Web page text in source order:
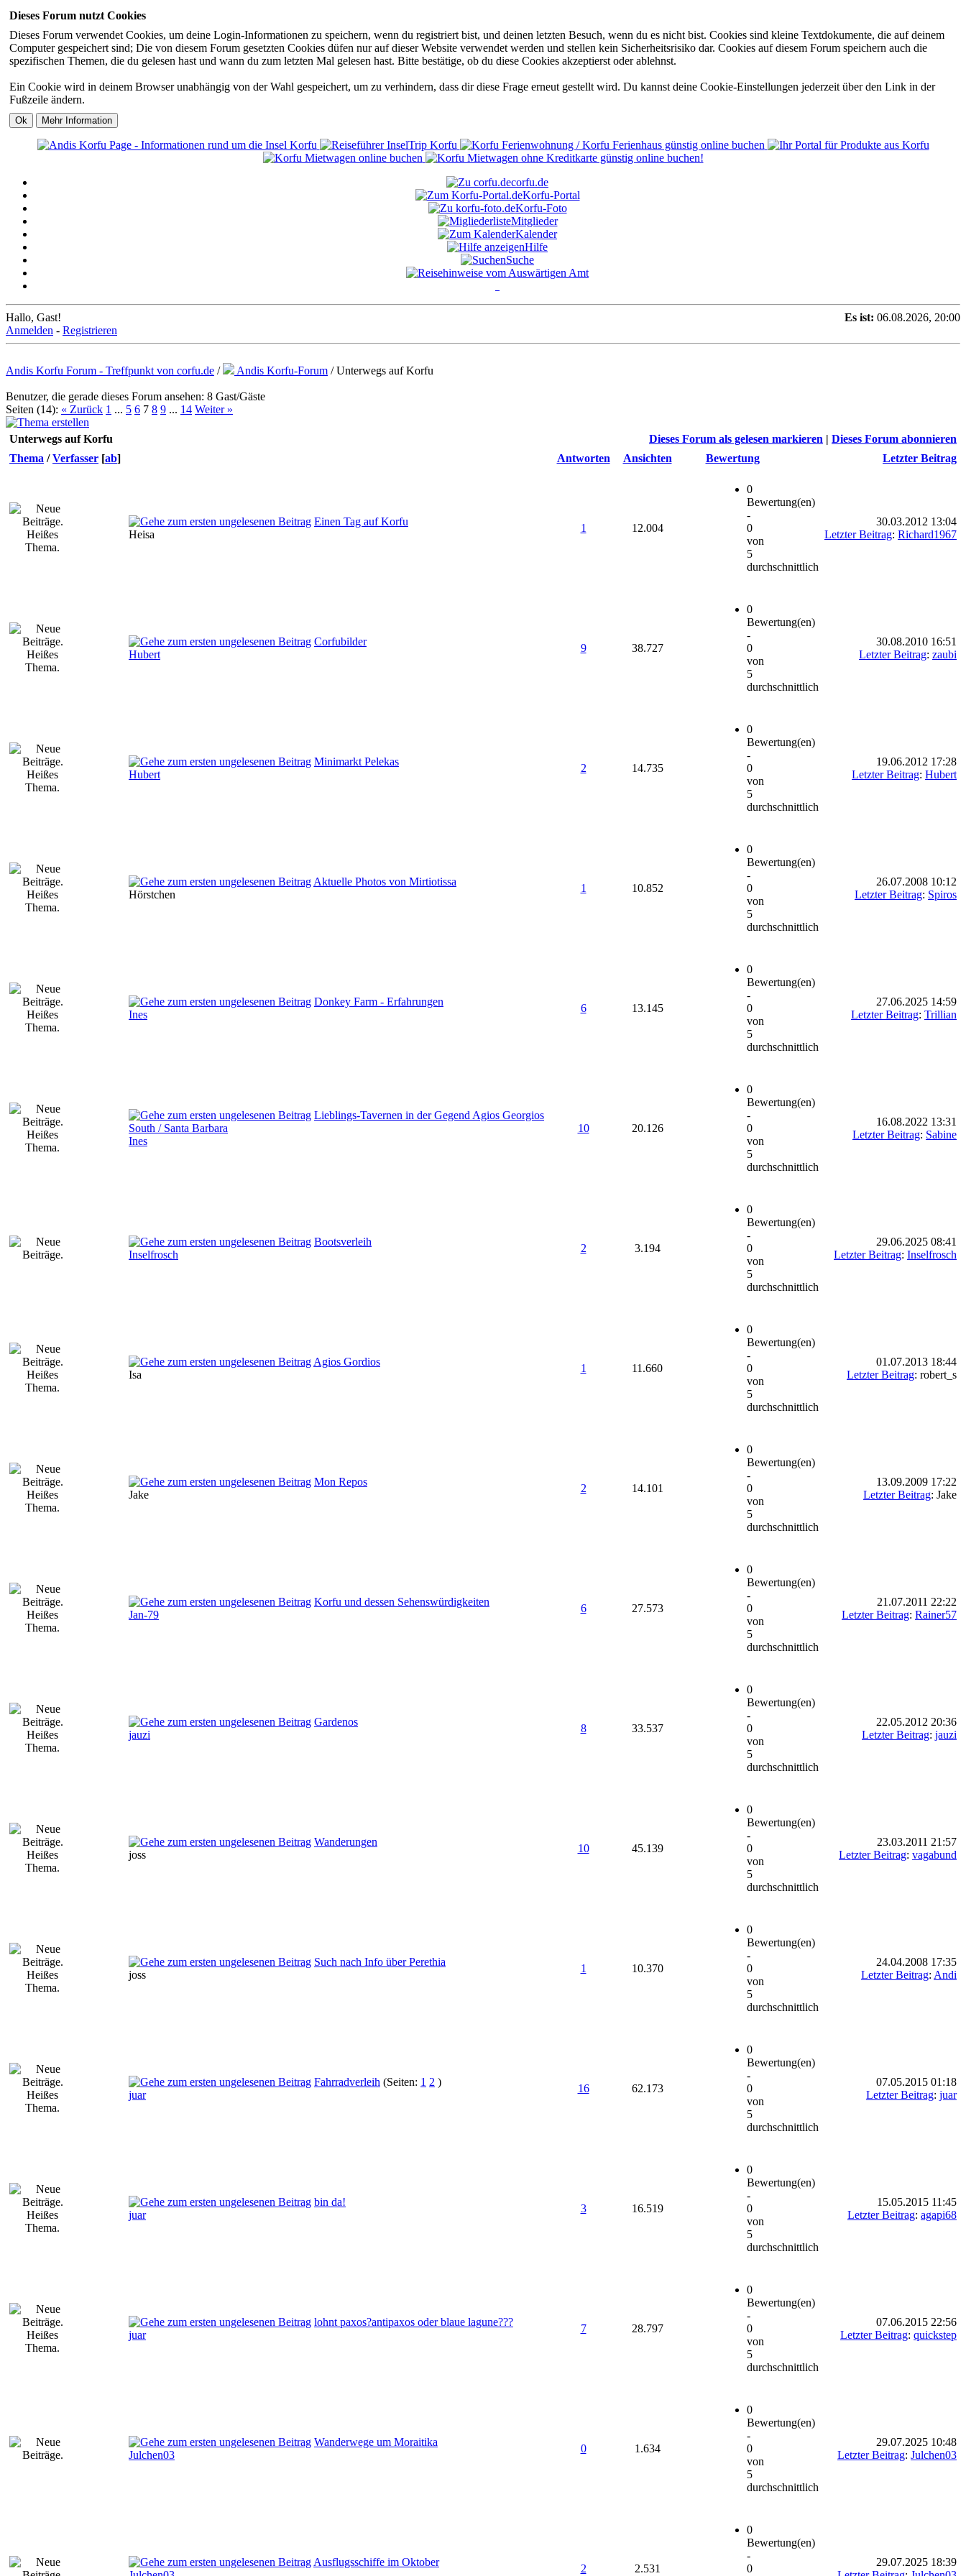
Dieses Forum nutzt Cookies
Dieses Forum verwendet Cookies, um deine Login-Informationen zu speichern, wenn du registriert bist, und deinen letzten Besuch, wenn du es nicht bist. Cookies sind kleine Textdokumente, die auf deinem
Computer gespeichert sind; Die von diesem Forum gesetzten Cookies düfen nur auf dieser Website verwendet werden und stellen kein Sicherheitsrisiko dar. Cookies auf diesem Forum speichern auch die
spezifischen Themen, die du gelesen hast und wann du zum letzten Mal gelesen hast. Bitte bestätige, ob du diese Cookies akzeptierst oder ablehnst.
Ein Cookie wird in deinem Browser unabhängig von der Wahl gespeichert, um zu verhindern, dass dir diese Frage erneut gestellt wird. Du kannst deine Cookie-Einstellungen jederzeit über den Link in der
Fußzeile ändern.
corfu.de
Korfu-Portal
Korfu-Foto
Mitglieder
Kalender
Hilfe
Suche
Es ist: 06.08.2026, 20:00
Hallo, Gast!
Anmelden - Registrieren
Andis Korfu Forum - Treffpunkt von corfu.de / Andis Korfu-Forum /Unterwegs auf Korfu
Benutzer, die gerade dieses Forum ansehen: 8 Gast/Gäste
Seiten (14): « Zurück 1 ... 5 6 7 8 9 ... 14 Weiter »
Dieses Forum als gelesen markieren | Dieses Forum abonnieren
Unterwegs auf Korfu
Thema /Verfasser [ab] Antworten Ansichten Bewertung Letzter Beitrag
Einen Tag auf Korfu
Heisa
1 12.004
0
Bewertung(en)
-
0
von
5
durchschnittlich
30.03.2012 13:04
Letzter Beitrag: Richard1967
Corfubilder
Hubert
9 38.727
0
Bewertung(en)
-
0
von
5
durchschnittlich
30.08.2010 16:51
Letzter Beitrag: zaubi
Minimarkt Pelekas
Hubert
2 14.735
0
Bewertung(en)
-
0
von
5
durchschnittlich
19.06.2012 17:28
Letzter Beitrag: Hubert
Aktuelle Photos von Mirtiotissa
Hörstchen
1 10.852
0
Bewertung(en)
-
0
von
5
durchschnittlich
26.07.2008 10:12
Letzter Beitrag: Spiros
Donkey Farm - Erfahrungen
Ines
6 13.145
0
Bewertung(en)
-
0
von
5
durchschnittlich
27.06.2025 14:59
Letzter Beitrag: Trillian
Lieblings-Tavernen in der Gegend Agios Georgios
South / Santa Barbara
Ines
10 20.126
0
Bewertung(en)
-
0
von
5
durchschnittlich
16.08.2022 13:31
Letzter Beitrag: Sabine
Bootsverleih
Inselfrosch
2 3.194
0
Bewertung(en)
-
0
von
5
durchschnittlich
29.06.2025 08:41
Letzter Beitrag: Inselfrosch
Agios Gordios
Isa
1 11.660
0
Bewertung(en)
-
0
von
5
durchschnittlich
01.07.2013 18:44
Letzter Beitrag: robert_s
Mon Repos
Jake
2 14.101
0
Bewertung(en)
-
0
von
5
durchschnittlich
13.09.2009 17:22
Letzter Beitrag: Jake
Korfu und dessen Sehenswürdigkeiten
Jan-79
6 27.573
0
Bewertung(en)
-
0
von
5
durchschnittlich
21.07.2011 22:22
Letzter Beitrag: Rainer57
Gardenos
jauzi
8 33.537
0
Bewertung(en)
-
0
von
5
durchschnittlich
22.05.2012 20:36
Letzter Beitrag: jauzi
Wanderungen
joss
10 45.139
0
Bewertung(en)
-
0
von
5
durchschnittlich
23.03.2011 21:57
Letzter Beitrag: vagabund
Such nach Info über Perethia
joss
1 10.370
0
Bewertung(en)
-
0
von
5
durchschnittlich
24.04.2008 17:35
Letzter Beitrag: Andi
Fahrradverleih (Seiten: 1 2 )
juar
16 62.173
0
Bewertung(en)
-
0
von
5
durchschnittlich
07.05.2015 01:18
Letzter Beitrag: juar
bin da!
juar
3 16.519
0
Bewertung(en)
-
0
von
5
durchschnittlich
15.05.2015 11:45
Letzter Beitrag: agapi68
lohnt paxos?antipaxos oder blaue lagune???
juar
7 28.797
0
Bewertung(en)
-
0
von
5
durchschnittlich
07.06.2015 22:56
Letzter Beitrag: quickstep
Wanderwege um Moraitika
Julchen03
0 1.634
0
Bewertung(en)
-
0
von
5
durchschnittlich
29.07.2025 10:48
Letzter Beitrag: Julchen03
Ausflugsschiffe im Oktober
2 2.531
0
Bewertung(en)
-
0
29.07.2025 18:39